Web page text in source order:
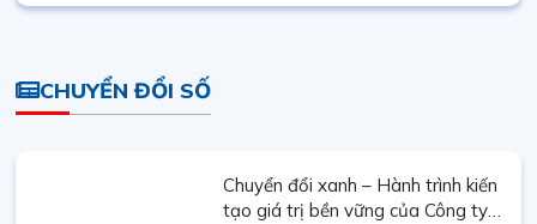
CHUYỂN ĐỔI SỐ
Chuyển đổi xanh – Hành trình kiến
tạo giá trị bền vững của Công ty